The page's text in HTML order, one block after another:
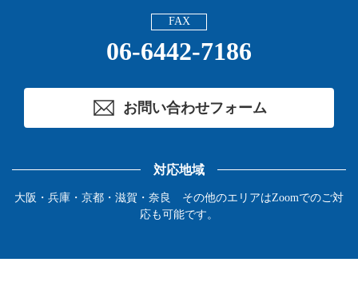
FAX
06-6442-7186
お問い合わせフォーム
対応地域
大阪・兵庫・京都・滋賀・奈良 その他のエリアはZoomでのご対
応も可能です。